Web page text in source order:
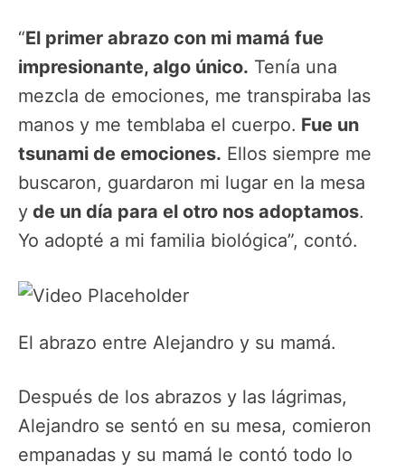
“El primer abrazo con mi mamá fue
impresionante, algo único. Tenía una
mezcla de emociones, me transpiraba las
manos y me temblaba el cuerpo. Fue un
tsunami de emociones. Ellos siempre me
buscaron, guardaron mi lugar en la mesa
y de un día para el otro nos adoptamos.
Yo adopté a mi familia biológica”, contó.
El abrazo entre Alejandro y su mamá.
Después de los abrazos y las lágrimas,
Alejandro se sentó en su mesa, comieron
empanadas y su mamá le contó todo lo